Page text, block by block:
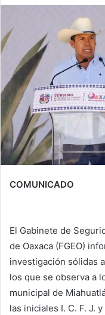
COMUNICADO
El Gabinete de
de Oaxaca (FGEO)
investigación sólidas
los que se observa a
municipal de
las iniciales I. C. F. J.